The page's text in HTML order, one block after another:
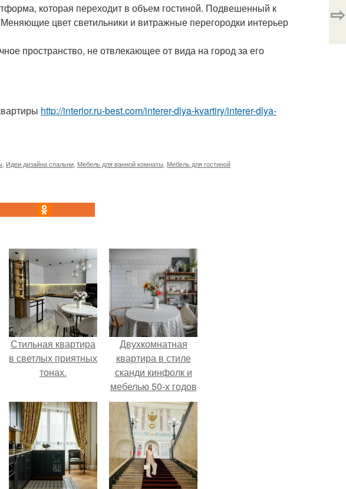
которая переходит в объем гостиной. Подвешенный к
цвет светильники и витражные перегородки интерьер
пространство, не отвлекающее от вида на город за его
http://interior.ru-best.com/interer-dlya-kvartiry/interer-dlya-
Идеи дизайна спальни Мебель для ванной комнаты Мебель для гостиной
⇨
Стильная квартира
в светлых приятных
тонах.
Двухкомнатная
квартира в стиле
сканди кинфолк и
мебелью 50-х годов
в высотке на
котельнической.